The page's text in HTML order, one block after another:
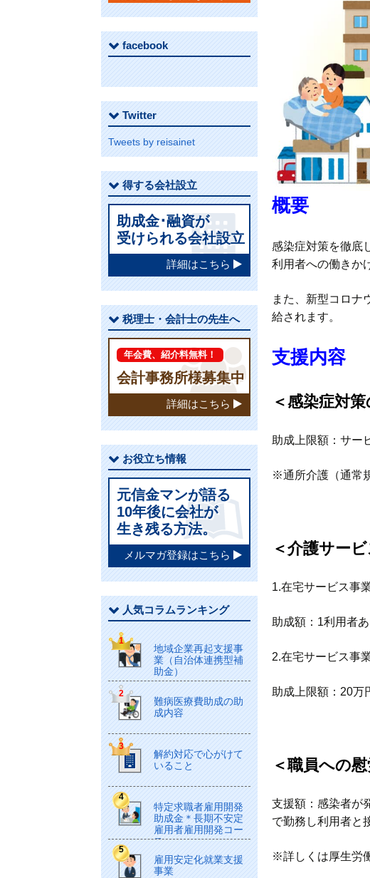
概要
感染症対策を徹底
利用者への働きか
また、新型コロナ
給されます。
支援内容
＜感染症対
助成上限額：サー
※通所介護（通常
＜介護サー
1.在宅サービス事
助成額：1利用者
2.在宅サービス事
助成上限額：20万
＜職員への
支援額：感染者が
で勤務し利用者と
※詳しくは厚生労
facebook
Twitter
Tweets by reisainet
得する会社設立
助成金･融資が
受けられる会社設立
詳細はこちら
税理士・会計士の先生へ
年会費、紹介料無料！
会計事務所様募集中
詳細はこちら
お役立ち情報
元信金マンが語る
10年後に会社が
生き残る方法。
メルマガ登録はこちら
人気コラムランキング
地域企業再起支援事
業（自治体連携型補
助金）
難病医療費助成の助
成内容
解約対応で心がけて
いること
特定求職者雇用開発
助成金＊長期不安定
雇用者雇用開発コー
ス
雇用安定化就業支援
事業